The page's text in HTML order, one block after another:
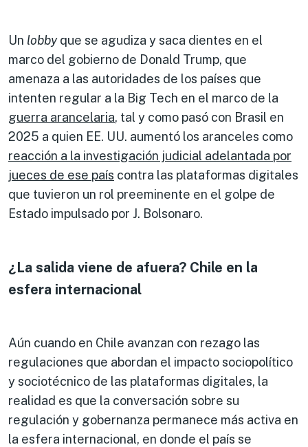
Un lobbyque se agudiza y saca dientes en el
marco del gobierno de Donald Trump, que
amenaza a las autoridades de los países que
intenten regular a la Big Tech en el marco de la
guerra arancelaria, tal y como pasó con Brasil en
2025 a quien EE. UU. aumentó los aranceles como
reacción a la investigación judicial adelantada por
jueces de ese país contra las plataformas digitales
que tuvieron un rol preeminente en el golpe de
Estado impulsado por J. Bolsonaro.
¿La salida viene de afuera? Chile en la
esfera internacional
Aún cuando en Chile avanzan con rezago las
regulaciones que abordan el impacto sociopolítico
y sociotécnico de las plataformas digitales, la
realidad es que la conversación sobre su
regulación y gobernanza permanece más activa en
la esfera internacional, en donde el país se